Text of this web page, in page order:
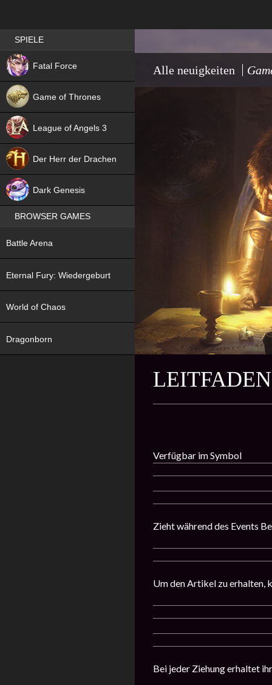
Alle neuigkeiten
Verfügbar im Symbol
Zieht während des Events
Um den Artikel zu erhalten,
Bei jeder Ziehung erhaltet
Best RPG games in Germany
SPIELE
Fatal Force
NEW
Game of Thrones
League of Angels 3
Der Herr der Drachen
Dark Genesis
BROWSER GAMES
Battle Arena
Eternal Fury: Wiedergeburt
World of Chaos
Dragonborn